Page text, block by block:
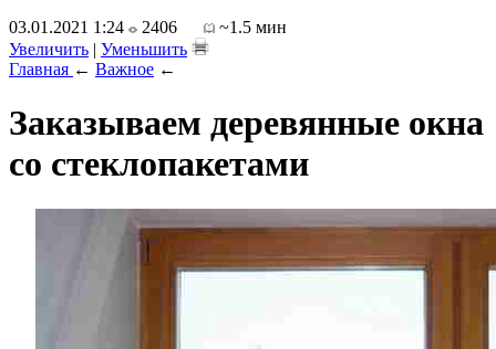
03.01.2021 1:24
2406
~1.5 мин
Увеличить | Уменьшить
Главная ← Важное ←
Заказываем деревянные окна
со стеклопакетами